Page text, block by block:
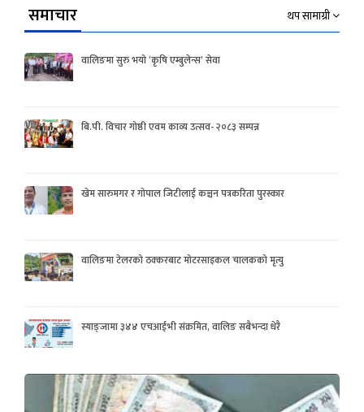
समाचार थप सामाग्री
वालिङमा सुरु भयो ‘कृषि एम्बुलेन्स’ सेवा
बि.पी. विचार गोष्ठी एवम काव्य उत्सव- २०८३ सम्पन्न
खेम सारुमगर र गोपाल जिटीलाई कञ्चन पत्रकरिता पुरस्कार
वालिङमा टेलरको ठक्करबाट मोटरसाइकल चालकको मृत्यु
स्याङ्जामा ३४४ एचआईभी संक्रमित, वालिङ सबैभन्दा धेरै